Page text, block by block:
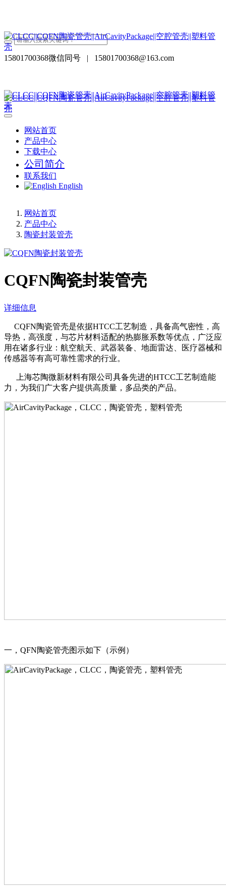
15801700368微信同号 | 15801700368@163.com
网站首页
产品中心
下载中心
公司简介
联系我们
English
网站首页
产品中心
陶瓷封装管壳
CQFN陶瓷封装管壳
详细信息
CQFN陶瓷管壳是依据HTCC工艺制造，具备高气密性，高
导热，高强度，与芯片材料适配的热膨胀系数等优点，广泛应
用在诸多行业：航空航天、武器装备、地面雷达、医疗器械和
传感器等有高可靠性需求的行业。
上海芯陶微新材料有限公司具备先进的HTCC工艺制造能
力，为我们广大客户提供高质量，多品类的产品。
一，QFN陶瓷管壳图示如下（示例）